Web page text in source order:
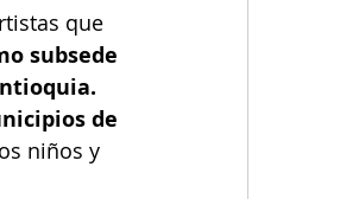
que
subsede
de
niños y